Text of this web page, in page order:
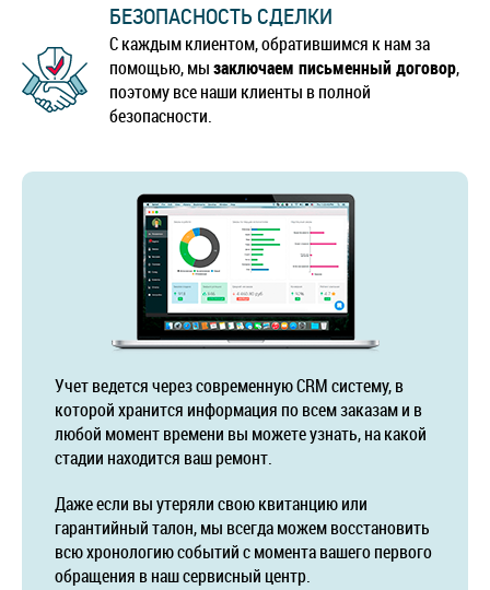
БЕЗОПАСНОСТЬ СДЕЛКИ
С каждым клиентом, обратившимся к нам за
помощью, мызаключаем письменный договор,
поэтому все наши клиенты в полной
безопасности.
Учет ведется через современную CRM систему, в
которой хранится информация по всем заказам и в
любой момент времени вы можете узнать, на какой
стадии находится ваш ремонт.
Даже если вы утеряли свою квитанцию или
гарантийный талон, мы всегда можем восстановить
всю хронологию событий с момента вашего первого
обращения в наш сервисный центр.